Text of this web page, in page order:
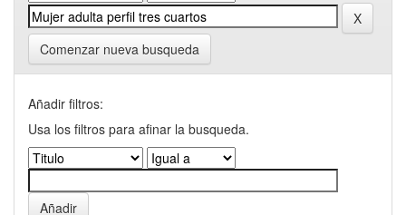
Comenzar nueva busqueda
Añadir filtros:
Usa los filtros para afinar la busqueda.